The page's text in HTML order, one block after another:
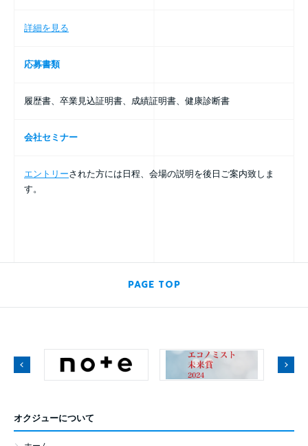
詳細を見る
応募書類
履歴書、卒業見込証明書、成績証明書、健康診断書
会社セミナー
エントリーされた方には日程、会場の説明を後日ご案内致しま
す。
PAGE TOP
オクジューについて